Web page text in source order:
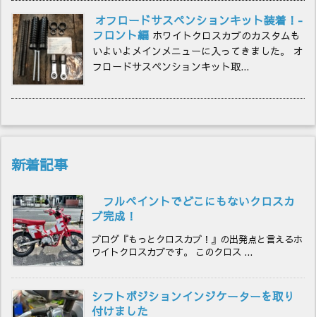
オフロードサスペンションキット装着！-
フロント編 ホワイトクロスカブのカスタムも
いよいよメインメニューに入ってきました。 オ
フロードサスペンションキット取...
新着記事
フルペイントでどこにもないクロスカ
ブ完成！
ブログ『もっとクロスカブ！』の出発点と言えるホ
ワイトクロスカブです。 このクロス ...
シフトポジションインジケーターを取り
付けました